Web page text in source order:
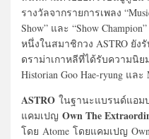
รางวัลจากรายการเพลง
Show” และ “Show
หนึ่งในสมาชิกวง ASTRO ยั
ดราม่าเกาหลีที่ได้รับความนิย
Historian Goo Hae-ryung และ
ASTRO ในฐานะแบรนด์แอม
แคมเปญ Own The
โดย Atome โดยแคมเปญ